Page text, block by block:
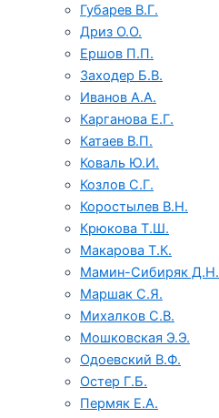
Губарев В.Г.
Дриз О.О.
Ершов П.П.
Заходер Б.В.
Иванов А.А.
Карганова Е.Г.
Катаев В.П.
Коваль Ю.И.
Козлов С.Г.
Коростылев В.Н.
Крюкова Т.Ш.
Макарова Т.К.
Мамин-Сибиряк Д.Н.
Маршак С.Я.
Михалков С.В.
Мошковская Э.Э.
Одоевский В.Ф.
Остер Г.Б.
Пермяк Е.А.